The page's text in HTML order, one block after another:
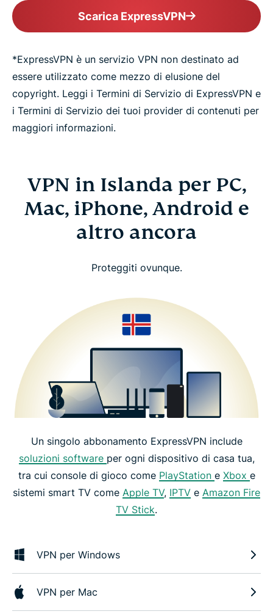
Scarica ExpressVPN
*ExpressVPN è un servizio VPN non destinato ad
essere utilizzato come mezzo di elusione del
copyright. Leggi i Termini di Servizio di ExpressVPN e
i Termini di Servizio dei tuoi provider di contenuti per
maggiori informazioni.
VPN in Islanda per PC,
Mac, iPhone, Android e
altro ancora
Proteggiti ovunque.
Un singolo abbonamento ExpressVPN include
soluzioni software per ogni dispositivo di casa tua,
tra cui console di gioco come PlayStation e Xbox e
sistemi smart TV come Apple TV, IPTV e Amazon Fire
TV Stick.
VPN per Windows
VPN per Mac